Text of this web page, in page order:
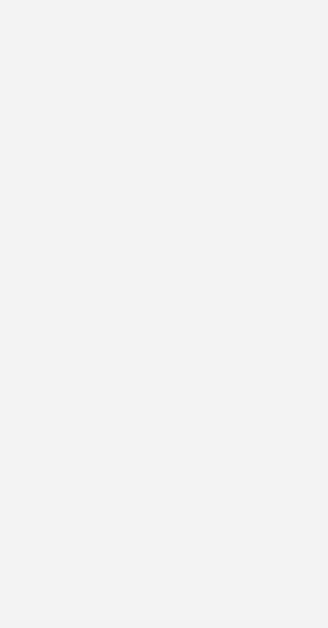
die Heizfunktion. Alle Versionen sind in
decken
150 kW